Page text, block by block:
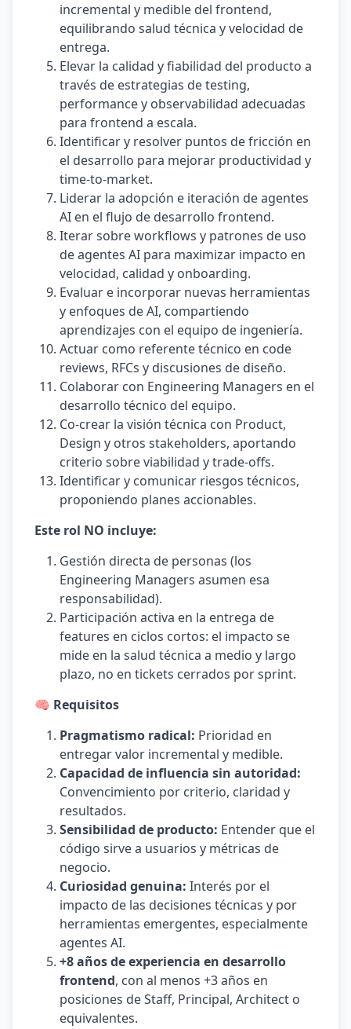
incremental y medible del frontend,
equilibrando salud técnica y velocidad de
entrega.
Elevar la calidad y fiabilidad del producto a
través de estrategias de testing,
performance y observabilidad adecuadas
para frontend a escala.
Identificar y resolver puntos de fricción en
el desarrollo para mejorar productividad y
time-to-market.
Liderar la adopción e iteración de agentes
AI en el flujo de desarrollo frontend.
Iterar sobre workflows y patrones de uso
de agentes AI para maximizar impacto en
velocidad, calidad y onboarding.
Evaluar e incorporar nuevas herramientas
y enfoques de AI, compartiendo
aprendizajes con el equipo de ingeniería.
Actuar como referente técnico en code
reviews, RFCs y discusiones de diseño.
Colaborar con Engineering Managers en el
desarrollo técnico del equipo.
Co-crear la visión técnica con Product,
Design y otros stakeholders, aportando
criterio sobre viabilidad y trade-offs.
Identificar y comunicar riesgos técnicos,
proponiendo planes accionables.
Este rol NO incluye:
Gestión directa de personas (los
Engineering Managers asumen esa
responsabilidad).
Participación activa en la entrega de
features en ciclos cortos: el impacto se
mide en la salud técnica a medio y largo
plazo, no en tickets cerrados por sprint.
🧠 Requisitos
Pragmatismo radical: Prioridad en
entregar valor incremental y medible.
Capacidad de influencia sin autoridad:
Convencimiento por criterio, claridad y
resultados.
Sensibilidad de producto: Entender que el
código sirve a usuarios y métricas de
negocio.
Curiosidad genuina: Interés por el
impacto de las decisiones técnicas y por
herramientas emergentes, especialmente
agentes AI.
+8 años de experiencia en desarrollo
frontend, con al menos +3 años en
posiciones de Staff, Principal, Architect o
equivalentes.